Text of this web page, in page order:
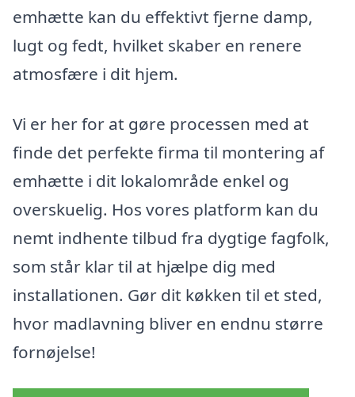
emhætte kan du effektivt fjerne damp,
lugt og fedt, hvilket skaber en renere
atmosfære i dit hjem.
Vi er her for at gøre processen med at
finde det perfekte firma til montering af
emhætte i dit lokalområde enkel og
overskuelig. Hos vores platform kan du
nemt indhente tilbud fra dygtige fagfolk,
som står klar til at hjælpe dig med
installationen. Gør dit køkken til et sted,
hvor madlavning bliver en endnu større
fornøjelse!